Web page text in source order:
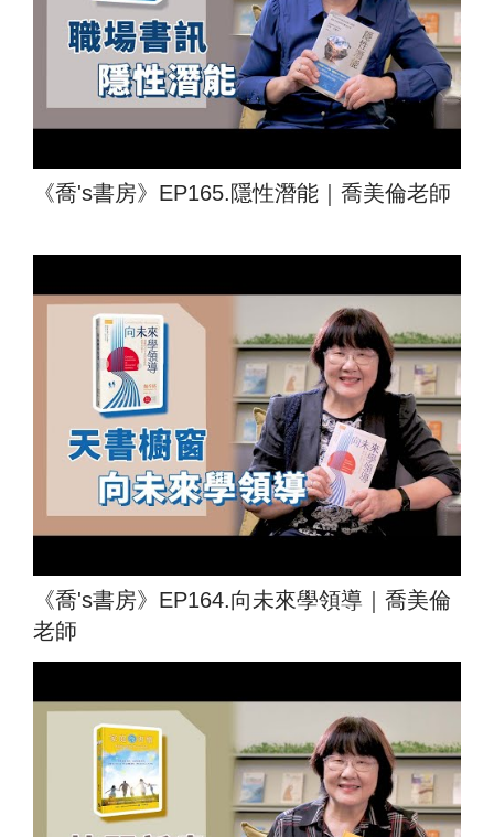
《喬's書房》EP165.隱性潛能｜喬美倫老師
《喬's書房》EP164.向未來學領導｜喬美倫
老師